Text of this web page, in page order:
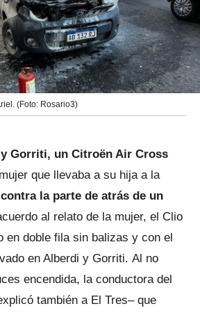
(Foto: Rosario3)
Gorriti, un Citroën Air Cross
que llevaba a su hija a la
la parte de atrás de un
al relato de la mujer, el Clio
en doble fila sin balizas y con el
en Alberdi y Gorriti. Al no
encendida, la conductora del
también a El Tres– que